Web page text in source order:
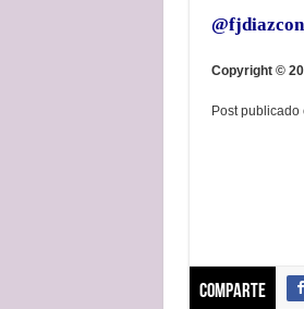
Copyright ©
Post publicado
Comparte